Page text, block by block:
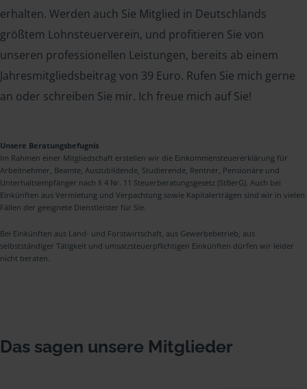
erhalten. Werden auch Sie Mitglied in Deutschlands
größtem Lohnsteuerverein, und profitieren Sie von
unseren professionellen Leistungen, bereits ab einem
Jahresmitgliedsbeitrag von 39 Euro. Rufen Sie mich gerne
an oder schreiben Sie mir. Ich freue mich auf Sie!
Unsere Beratungsbefugnis
Im Rahmen einer Mitgliedschaft erstellen wir die Einkommensteuererklärung für
Arbeitnehmer, Beamte, Auszubildende, Studierende, Rentner, Pensionäre und
Unterhaltsempfänger nach § 4 Nr. 11 Steuerberatungsgesetz (StBerG). Auch bei
Einkünften aus Vermietung und Verpachtung sowie Kapitalerträgen sind wir in vielen
Fällen der geeignete Dienstleister für Sie.
Bei Einkünften aus Land- und Forstwirtschaft, aus Gewerbebetrieb, aus
selbstständiger Tätigkeit und umsatzsteuerpflichtigen Einkünften dürfen wir leider
nicht beraten.
Das sagen unsere Mitglieder